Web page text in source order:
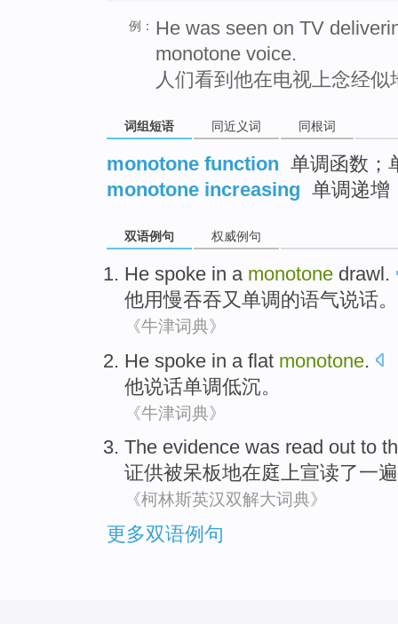
例： He was seen on TV
monotone voice.
人们看到他在电视上念经
词组短语 同近义词 同根词
monotone function 单调函数；
monotone increasing 单调递增
双语例句 权威例句
He spoke in a monotone drawl.
他用慢吞吞又 单调的语气说话。
《牛津词典》
He spoke in a flat monotone.
他说话单调低沉。
《牛津词典》
The evidence was read out to
证供被呆板地在庭上宣读了一
《柯林斯英汉双解大词典》
更多双语例句